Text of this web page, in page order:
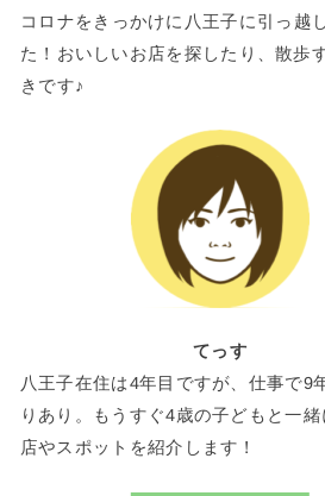
コロナをきっかけに八王子に引っ越
た！おいしいお店を探したり、散歩
きです♪
てっす
八王子在住は4年目ですが、仕事で9
りあり。もうすぐ4歳の子どもと一
店やスポットを紹介します！